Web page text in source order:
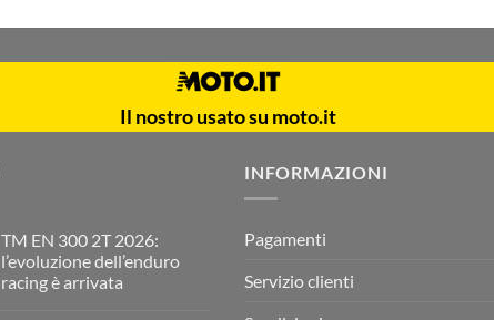
Il nostro usato su moto.it
TM EN 300 2T 2026:
l’evoluzione dell’enduro
racing è arrivata
INFORMAZIONI
Pagamenti
Servizio clienti